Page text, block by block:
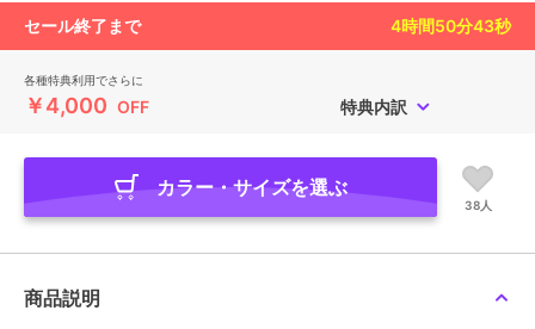
セール終了まで 4時間50分41秒
各種特典利用でさらに
￥4,000 OFF 特典内訳
カラー・サイズを選ぶ
38人
商品説明